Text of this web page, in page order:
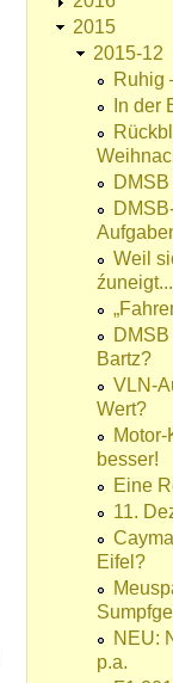
2015
2015-12
Ruhig
In der
Weil
źuneigt...
Bartz?
VLN-
Wert?
besser!
Eine
11.
Eifel?
NEU:
p.a.